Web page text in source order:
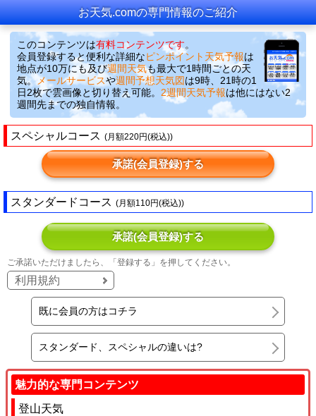
お天気.comの専門情報のご紹介
このコンテンツは有料コンテンツです。
会員登録すると便利な詳細なピンポイント天気予報は
地点が10万にも及び週間天気も最大で1時間ごとの天
気。 メールサービスや週間予想天気図は9時、21時の1
日2枚で雲画像と切り替え可能。 2週間天気予報は他にはない2
週間先までの独自情報。
スペシャルコース (月額220円(税込))
承諾(会員登録)する
スタンダードコース (月額110円(税込))
承諾(会員登録)する
ご承諾いただけましたら、「登録する」を押してください。
利用規約
既に会員の方はコチラ
スタンダード、スペシャルの違いは?
魅力的な専門コンテンツ
登山天気